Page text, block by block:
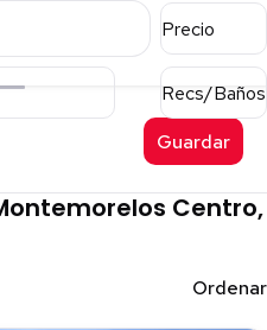
Precio
Recs/Baños
Guardar
Centro,
Ordenar